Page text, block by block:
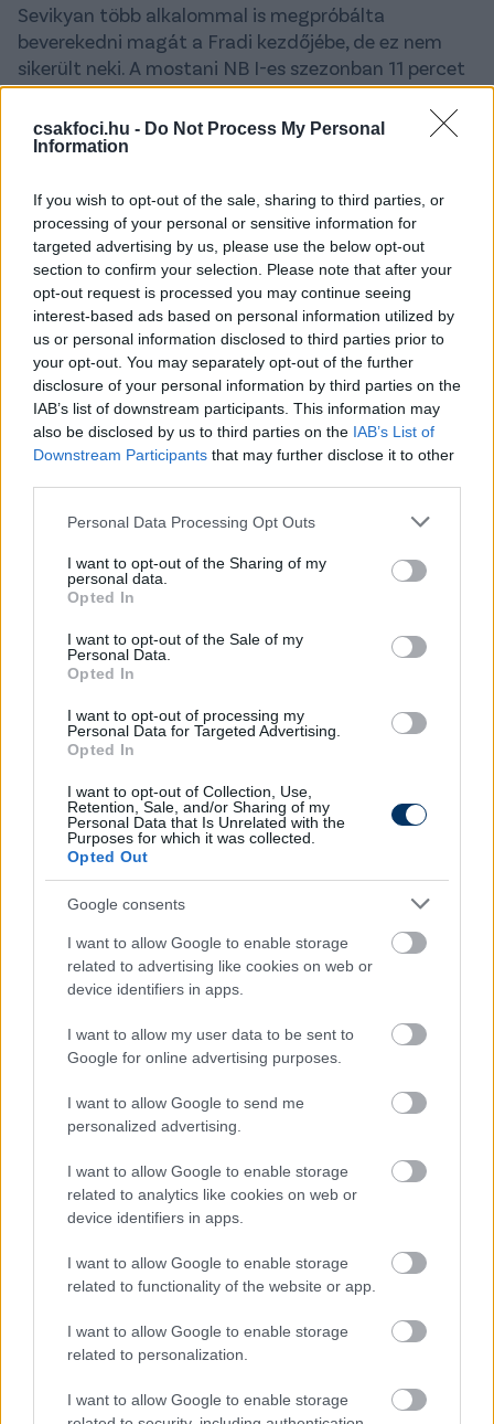
csakfoci.hu - Do Not Process My Personal
Information
If you wish to opt-out of the sale, sharing to third parties, or
processing of your personal or sensitive information for
targeted advertising by us, please use the below opt-out
section to confirm your selection. Please note that after your
opt-out request is processed you may continue seeing
interest-based ads based on personal information utilized by
us or personal information disclosed to third parties prior to
your opt-out. You may separately opt-out of the further
disclosure of your personal information by third parties on the
IAB’s list of downstream participants. This information may
also be disclosed by us to third parties on the IAB’s List of
Downstream Participants that may further disclose it to other
Please note that this website/app uses one or more Google
not limited to your visit or usage behaviour. You may click to
grant or deny consent to Google and its third-party tags to
use your data for below specified purposes in below Google
consent section.
Personal Data Processing Opt Outs
I want to opt-out of the Sharing of my
personal data.
Opted In
I want to opt-out of the Sale of my
Personal Data.
Opted In
I want to opt-out of processing my
Personal Data for Targeted Advertising.
Opted In
I want to opt-out of Collection, Use,
Retention, Sale, and/or Sharing of my
Personal Data that Is Unrelated with the
Purposes for which it was collected.
Opted Out
Google consents
I want to allow Google to enable storage
related to advertising like cookies on web or
device identifiers in apps.
I want to allow my user data to be sent to
Google for online advertising purposes.
I want to allow Google to send me
personalized advertising.
I want to allow Google to enable storage
related to analytics like cookies on web or
device identifiers in apps.
I want to allow Google to enable storage
related to functionality of the website or app.
I want to allow Google to enable storage
related to personalization.
I want to allow Google to enable storage
Sevikyan több alkalommal is megpróbálta
beverekedni magát a Fradi kezdőjébe, de ez nem
sikerült neki. A mostani NB I-es szezonban 11 percet
kapott összesen. Korábban, még a 2023/24-es
szezonban lépett pályára rendszeresebben a
magyar első osztályban, akkor 12 bajnokin egy-egy
Oroszországban töltötte kölcsönben, a Lokomotiv
Moszkvában 20 tétmeccsen négy gólpasszt
osztott ki.
🇦🇲
Akron Togliatti 🇷🇺 ne devrait pas lever
l’option d’achat pour le prêt de Edgar
Sevikyan 🇦🇲.
Le joueur a perdu sa place dans le onze de
départ du club russe et a très peu de temps
L’ailier retournera à Ferencvaros 🇭🇺 le 30
juin et sera probablement vendu.
#Sevikyan
pic.twitter.com/CsAp4fMd39
— Arménie Football (@ArmenieFootball)May 12,
Olvastad már?
Exkluzív: Szappanos Újpestre
igazolhat - így áll az ügye
Komoly az érdeklődés az Újpest részéről Szappanos
Péter megszerzése ügyében.
Elolvasom
Itt állíthatod be, hogy a Csakfoci az elsők
között legyen a Google-találatokban
Tetszett a cikk? Megosztanád?
Link másolása Email küldés